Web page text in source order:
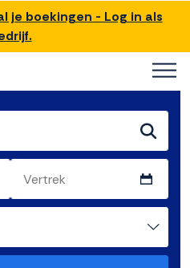
je boekingen - Log in als